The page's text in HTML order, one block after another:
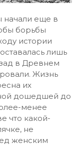
начали еще в
борьбы
истории
лишь
в Древнем
Жизнь
их
дошедшей до
менее
что какой-
не
женским